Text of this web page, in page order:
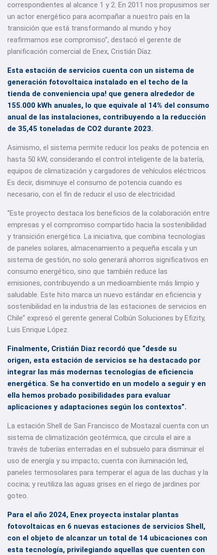
correspondientes al alcance 1 y 2. En 2011 nos propusimos ser
un actor energético para acompañar a nuestro país en la
transición que está transformando al mundo y hoy
reafirmamos ese compromiso”, destacó el gerente de
planificación comercial de Enex, Cristián Díaz.
Esta estación de servicios cuenta con un sistema de
generación fotovoltaica instalado en el techo de la
tienda de conveniencia upa! que genera alrededor de
155.000 kWh anuales, lo que equivale al 14% del consumo
anual de las instalaciones, contribuyendo a la reducción
de 35,45 toneladas de CO2 durante 2023.
Asimismo, el sistema permite reducir los peaks de potencia en
hasta 50 kW, considerando el control inteligente de la batería,
equipos de climatización y cargadores de vehículos eléctricos.
Es decir, disminuye el consumo de potencia cuando es
necesario, con el fin de reducir el uso de electricidad.
“Este proyecto destaca los beneficios de la colaboración entre
empresas y el compromiso compartido hacia la sostenibilidad
y transición energética. La iniciativa, que combina tecnologías
de paneles solares, almacenamiento a pequeña escala y un
sistema de gestión, no solo generará ahorros significativos en
consumo energético, sino que también reduce las
emisiones, contribuyendo a un medioambiente más limpio y
saludable. Este hito marca un nuevo estándar en eficiencia y
sostenibilidad en la industria de las estaciones de servicios en
Chile” expresó el gerente general Colbún Soluciones by Efizity,
Luis Enrique López.
Finalmente, Cristián Diaz recordó que “desde su
origen, esta estación de servicios se ha destacado por
integrar las más modernas tecnologías de eficiencia
energética. Se ha convertido en un modelo a seguir y en
ella hemos probado posibilidades para evaluar
aplicaciones y adaptaciones según los contextos”.
La estación Shell de San Francisco de Mostazal cuenta con un
sistema de climatización geotérmica, que circula el aire a
través de tuberías enterradas en el subsuelo para disminuir el
uso de energía y su impacto; cuenta con iluminación led,
paneles termosolares para temperar el agua de las duchas y la
cocina; y reutiliza las aguas grises en el riego de jardines por
goteo.
Para el año 2024, Enex proyecta instalar plantas
fotovoltaicas en 6 nuevas estaciones de servicios Shell,
con el objeto de alcanzar un total de 14 ubicaciones con
esta tecnología, privilegiando aquellas que cuenten con